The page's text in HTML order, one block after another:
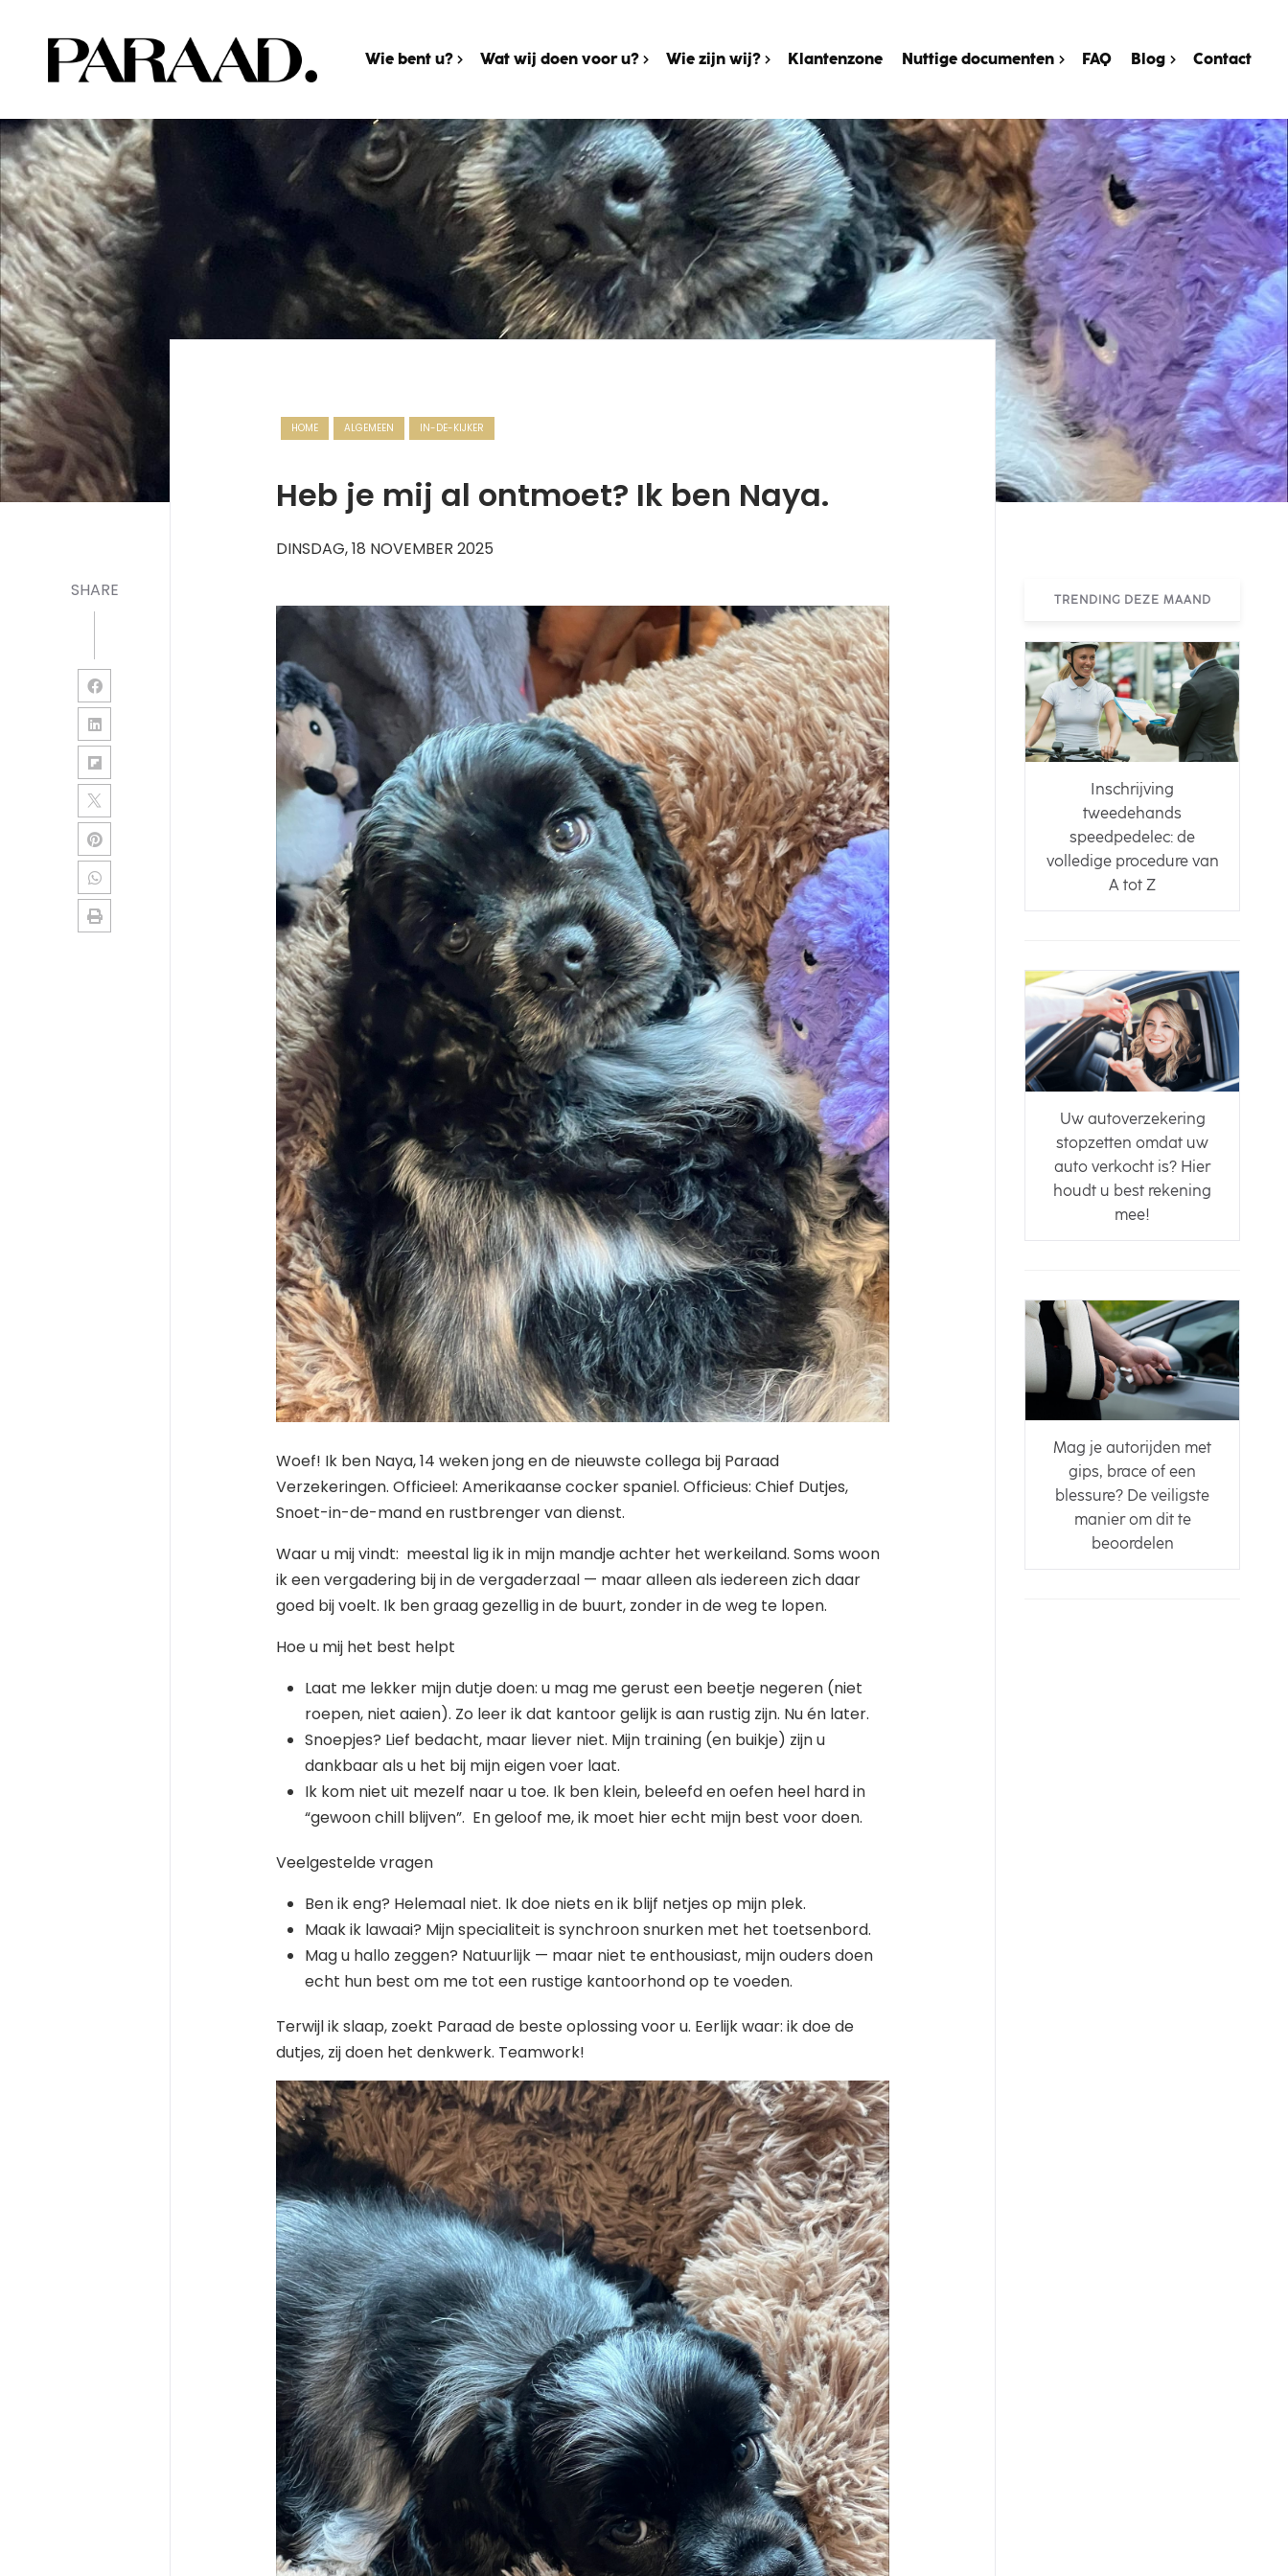
Wie bent u? Wat wij doen voor u? Wie zijn wij? Klantenzone Nuttige documenten FAQ Blog Contact
SHARE
HOME ALGEMEEN IN-DE-KIJKER
Heb je mij al ontmoet? Ik ben Naya.
DINSDAG, 18 NOVEMBER 2025
Woef! Ik ben Naya, 14 weken jong en de nieuwste collega bij Paraad
Verzekeringen. Officieel: Amerikaanse cocker spaniel. Officieus: Chief Dutjes,
Snoet-in-de-mand en rustbrenger van dienst.
Waar u mij vindt: meestal lig ik in mijn mandje achter het werkeiland. Soms woon
ik een vergadering bij in de vergaderzaal — maar alleen als iedereen zich daar
goed bij voelt. Ik ben graag gezellig in de buurt, zonder in de weg te lopen.
Hoe u mij het best helpt
Laat me lekker mijn dutje doen: u mag me gerust een beetje negeren (niet
roepen, niet aaien). Zo leer ik dat kantoor gelijk is aan rustig zijn. Nu én later.
Snoepjes? Lief bedacht, maar liever niet. Mijn training (en buikje) zijn u
dankbaar als u het bij mijn eigen voer laat.
Ik kom niet uit mezelf naar u toe. Ik ben klein, beleefd en oefen heel hard in
“gewoon chill blijven”. En geloof me, ik moet hier echt mijn best voor doen.
Veelgestelde vragen
Ben ik eng? Helemaal niet. Ik doe niets en ik blijf netjes op mijn plek.
Maak ik lawaai? Mijn specialiteit is synchroon snurken met het toetsenbord.
Mag u hallo zeggen? Natuurlijk — maar niet te enthousiast, mijn ouders doen
echt hun best om me tot een rustige kantoorhond op te voeden.
Terwijl ik slaap, zoekt Paraad de beste oplossing voor u. Eerlijk waar: ik doe de
dutjes, zij doen het denkwerk. Teamwork!
TRENDING DEZE MAAND
Inschrijving
tweedehands
speedpedelec: de
volledige procedure van
A tot Z
Uw autoverzekering
stopzetten omdat uw
auto verkocht is? Hier
houdt u best rekening
mee!
Mag je autorijden met
gips, brace of een
blessure? De veiligste
manier om dit te
beoordelen